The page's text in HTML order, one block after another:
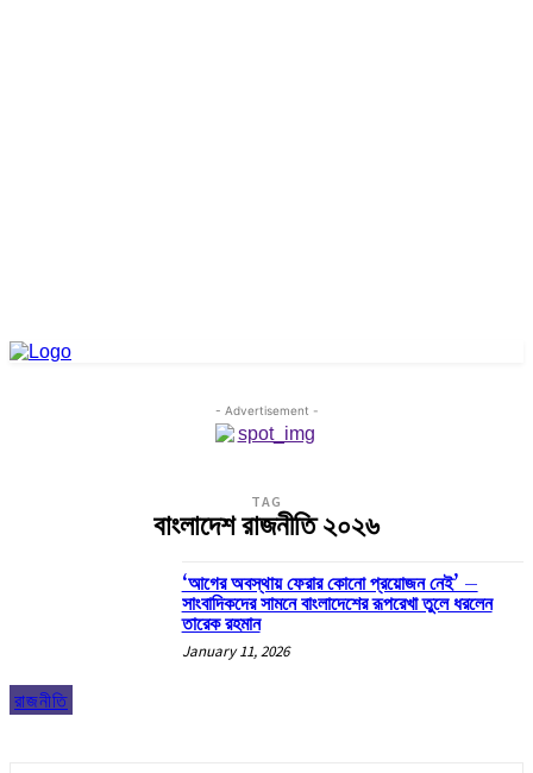
- Advertisement -
TAG
বাংলাদেশ রাজনীতি ২০২৬
রাজনীতি
‘আগের অবস্থায় ফেরার কোনো প্রয়োজন নেই’ –
সাংবাদিকদের সামনে বাংলাদেশের রূপরেখা তুলে ধরলেন
তারেক রহমান
January 11, 2026